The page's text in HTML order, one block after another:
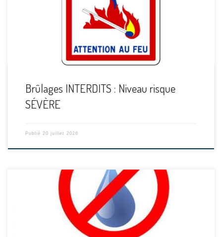
Brûlages INTERDITS : Niveau risque
SÉVÈRE
Publié 20 juillet 2026